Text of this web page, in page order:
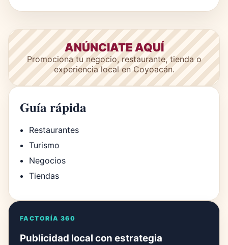
ANÚNCIATE AQUÍ
Promociona tu negocio, restaurante, tienda o
experiencia local en Coyoacán.
Guía rápida
Restaurantes
Turismo
Negocios
Tiendas
FACTORÍA 360
Publicidad local con estrategia